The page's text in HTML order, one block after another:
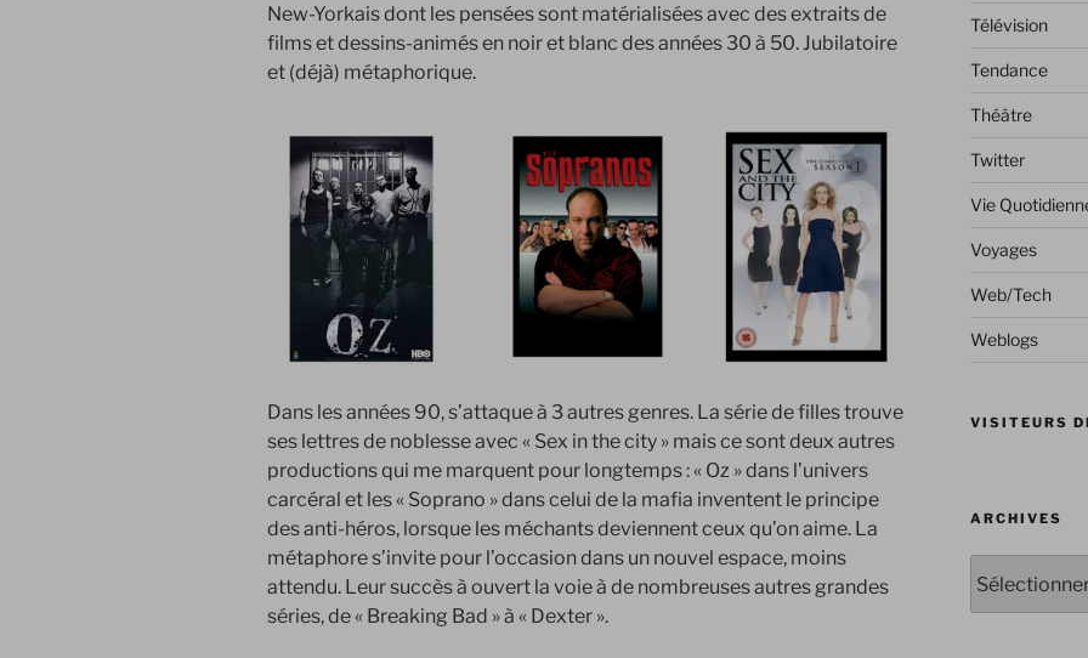
New-Yorkais dont les pensées sont matérialisées avec des extraits de
films et dessins-animés en noir et blanc des années 30 à 50. Jubilatoire
et (déjà) métaphorique.
Dans les années 90, s’attaque à 3 autres genres. La série de filles trouve
ses lettres de noblesse avec « Sex in the city » mais ce sont deux autres
productions qui me marquent pour longtemps : « Oz » dans l’univers
carcéral et les « Soprano » dans celui de la mafia inventent le principe
des anti-héros, lorsque les méchants deviennent ceux qu’on aime. La
métaphore s’invite pour l’occasion dans un nouvel espace, moins
attendu. Leur succès à ouvert la voie à de nombreuses autres grandes
séries, de « Breaking Bad » à « Dexter ».
Télévision
Tendance
Théâtre
Twitter
Vie
Voyages
Web/Tech
Weblogs
VISITEURS
ARCHIVES